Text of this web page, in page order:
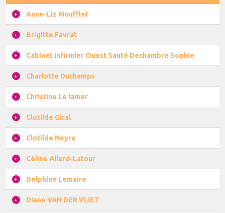
Anne-Liz Moufflet
Brigitte Favrat
Cabinet Infirmier Ouest Santé Dechambre Sophie
Charlotte Duchamps
Christine Le lamer
Clotilde Giral
Clotilde Neyra
Céline Allard-Latour
Delphine Lemaire
Diane VAN DER VLIET